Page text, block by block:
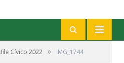
Cívico 2022 » IMG_1744